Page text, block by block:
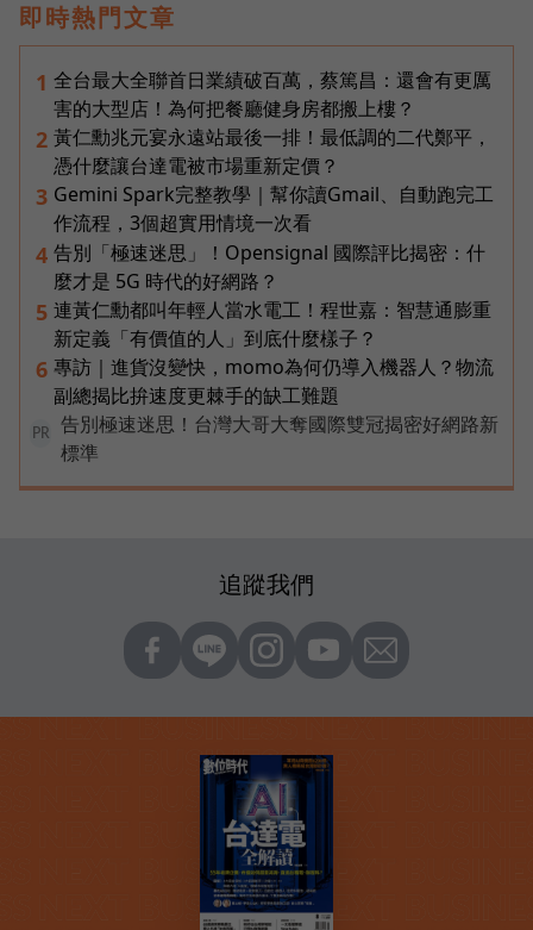
即時熱門文章
1 全台最大全聯首日業績破百萬，蔡篤昌：還會有更厲
害的大型店！為何把餐廳健身房都搬上樓？
2 黃仁勳兆元宴永遠站最後一排！最低調的二代鄭平，
憑什麼讓台達電被市場重新定價？
3 Gemini Spark完整教學｜幫你讀Gmail、自動跑完工
作流程，3個超實用情境一次看
4 告別「極速迷思」！Opensignal 國際評比揭密：什
麼才是 5G 時代的好網路？
5 連黃仁勳都叫年輕人當水電工！程世嘉：智慧通膨重
新定義「有價值的人」到底什麼樣子？
6 專訪｜進貨沒變快，momo為何仍導入機器人？物流
副總揭比拚速度更棘手的缺工難題
PR
告別極速迷思！台灣大哥大奪國際雙冠揭密好網路新
標準
追蹤我們